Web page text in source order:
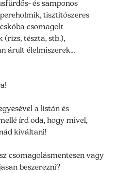
és samponos
tisztítószeres
csomagolt
(rizs, tészta, stb.),
árult élelmiszerek…
a listán és
írd oda, hogy mivel,
kiváltani!
csomagolásmentesen vagy
beszerezni?